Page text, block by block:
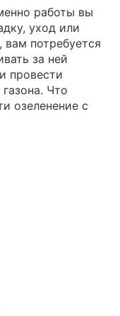
работы вы
уход или
вам потребуется
за ней
провести
Что
озеленение с